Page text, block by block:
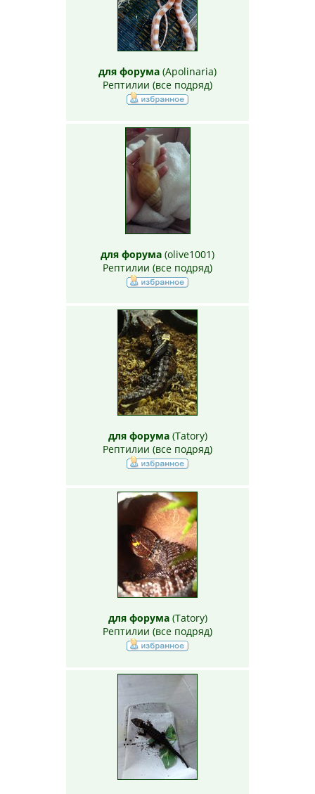
для форума (Apolinaria)
Рептилии (все подряд)
для форума (olive1001)
Рептилии (все подряд)
для форума(Tatory)
Рептилии (все подряд)
для форума(Tatory)
Рептилии (все подряд)